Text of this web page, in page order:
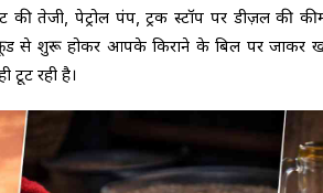
की तेजी, पेट्रोल पंप, ट्रक स्टॉप पर डीज़ल की
क्रूड से शुरू होकर आपके किराने के बिल पर जाकर
टूट रही है।